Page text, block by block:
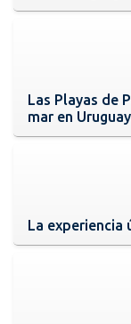
Las Playas de
mar en Uruguay
La experiencia